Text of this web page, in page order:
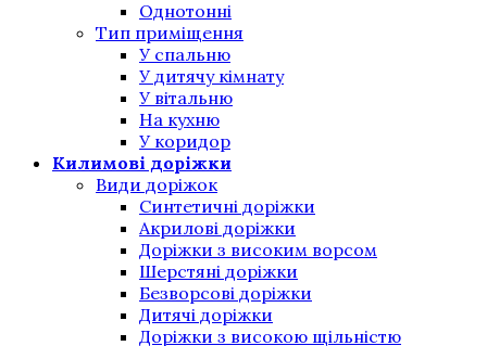
Однотонні
Тип приміщення
У спальню
У дитячу кімнату
У вітальню
На кухню
У коридор
Килимові доріжки
Види доріжок
Синтетичні доріжки
Акрилові доріжки
Доріжки з високим ворсом
Шерстяні доріжки
Безворсові доріжки
Дитячі доріжки
Доріжки з високою щільністю